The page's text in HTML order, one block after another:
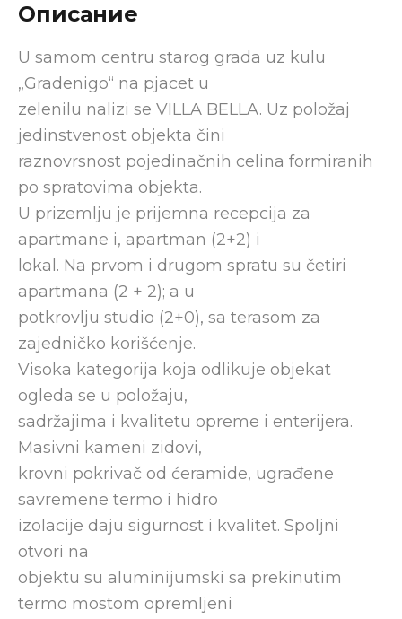
Описание
U samom centru starog grada uz kulu
„Gradenigo“ na pjacet u
zelenilu nalizi se VILLA BELLA. Uz položaj
jedinstvenost objekta čini
raznovrsnost pojedinačnih celina formiranih
po spratovima objekta.
U prizemlju je prijemna recepcija za
apartmane i, apartman (2+2) i
lokal. Na prvom i drugom spratu su četiri
apartmana (2 + 2); a u
potkrovlju studio (2+0), sa terasom za
zajedničko korišćenje.
Visoka kategorija koja odlikuje objekat
ogleda se u položaju,
sadržajima i kvalitetu opreme i enterijera.
Masivni kameni zidovi,
krovni pokrivač od ćeramide, ugrađene
savremene termo i hidro
izolacije daju sigurnost i kvalitet. Spoljni
otvori na
objektu su aluminijumski sa prekinutim
termo mostom opremljeni